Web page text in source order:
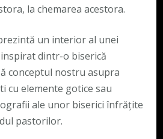
la chemarea acestora.
un interior al unei
dintr-o biserică
conceptul nostru asupra
cu elemente gotice sau
ale unor biserici înfrățite
pastorilor.